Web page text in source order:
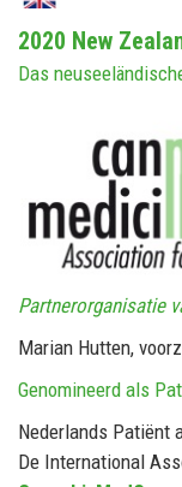
2020 New
Das
Partnerorganisatie
Marian Hutten,
Genomineerd als
Nederlands Patiënt
De International